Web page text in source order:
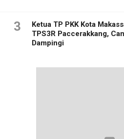
3
Ketua TP PKK Kota
TPS3R Paccerakkang,
Dampingi